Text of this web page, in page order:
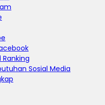
Sosial Media